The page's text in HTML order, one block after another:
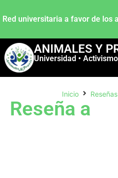
Red universitaria a favor de los
ANIMALES Y
Universidad •
Inicio Reseñas
Reseña a